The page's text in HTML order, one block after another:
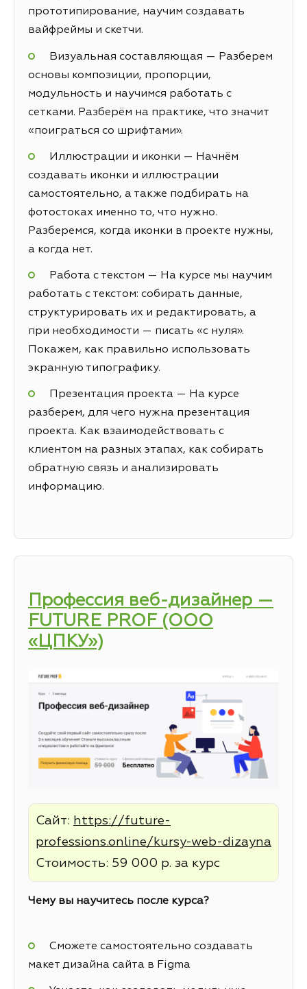
прототипирование, научим создавать
вайфреймы и скетчи.
Визуальная составляющая — Разберем
основы композиции, пропорции,
модульность и научимся работать с
сетками. Разберём на практике, что значит
«поиграться со шрифтами».
Иллюстрации и иконки — Начнём
создавать иконки и иллюстрации
самостоятельно, а также подбирать на
фотостоках именно то, что нужно.
Разберемся, когда иконки в проекте нужны,
а когда нет.
Работа с текстом — На курсе мы научим
работать с текстом: собирать данные,
структурировать их и редактировать, а
при необходимости — писать «с нуля».
Покажем, как правильно использовать
экранную типографику.
Презентация проекта — На курсе
разберем, для чего нужна презентация
проекта. Как взаимодействовать с
клиентом на разных этапах, как собирать
обратную связь и анализировать
информацию.
Профессия веб-дизайнер —
FUTURE PROF (ООО
«ЦПКУ»)
Сайт: https://future-
professions.online/kursy-web-dizayna
Стоимость: 59 000 р. за курс
Чему вы научитесь после курса?
Сможете самостоятельно создавать
макет дизайна сайта в Figma